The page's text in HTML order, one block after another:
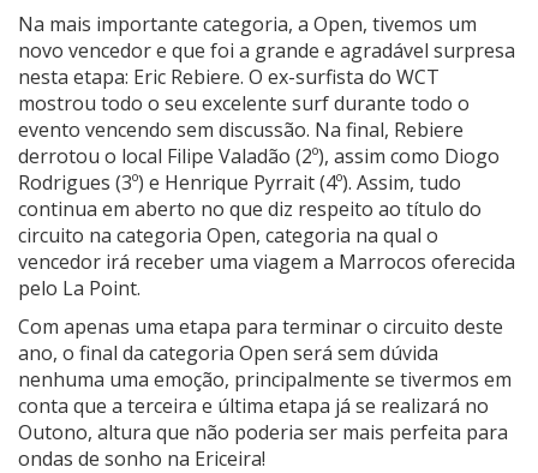
Na mais importante categoria, a Open, tivemos um
novo vencedor e que foi a grande e agradável surpresa
nesta etapa: Eric Rebiere. O ex-surfista do WCT
mostrou todo o seu excelente surf durante todo o
evento vencendo sem discussão. Na final, Rebiere
derrotou o local Filipe Valadão (2º), assim como Diogo
Rodrigues (3º) e Henrique Pyrrait (4º). Assim, tudo
continua em aberto no que diz respeito ao título do
circuito na categoria Open, categoria na qual o
vencedor irá receber uma viagem a Marrocos oferecida
pelo La Point.
Com apenas uma etapa para terminar o circuito deste
ano, o final da categoria Open será sem dúvida
nenhuma uma emoção, principalmente se tivermos em
conta que a terceira e última etapa já se realizará no
Outono, altura que não poderia ser mais perfeita para
ondas de sonho na Ericeira!